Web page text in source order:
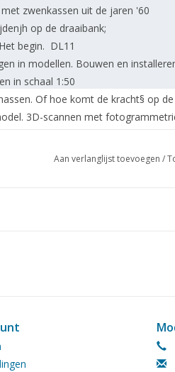
zwenkassen uit de jaren '60
op de draaibank;
begin. DL11
in modellen. Bouwen en
in schaal 1:50
Of hoe komt de kracht§ op
3D-scannen met
in de modelbouw.Aan verlanglijst toevoegen /